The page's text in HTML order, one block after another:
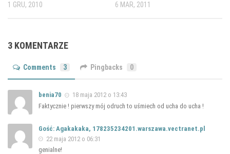
1 GRU, 2010 6 MAR, 2011
3 KOMENTARZE
Comments 3 Pingbacks 0
benia70
18 maja 2012 o 13:43
Faktycznie ! pierwszy mój odruch to uśmiech od ucha do ucha !
Gość: Agakakaka, 178235234201.warszawa.vectranet.pl
22 maja 2012 o 06:31
genialne!